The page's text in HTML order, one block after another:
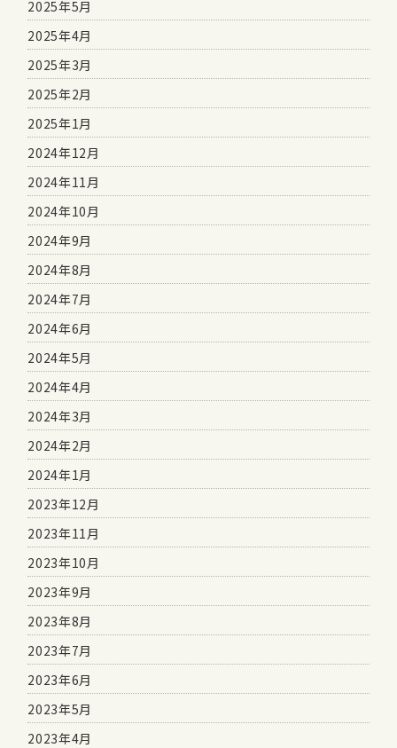
2025年5月
2025年4月
2025年3月
2025年2月
2025年1月
2024年12月
2024年11月
2024年10月
2024年9月
2024年8月
2024年7月
2024年6月
2024年5月
2024年4月
2024年3月
2024年2月
2024年1月
2023年12月
2023年11月
2023年10月
2023年9月
2023年8月
2023年7月
2023年6月
2023年5月
2023年4月